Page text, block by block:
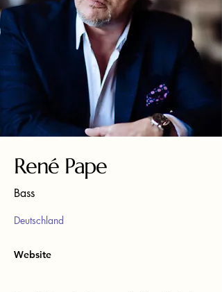
René Pape
Bass
Deutschland
Website